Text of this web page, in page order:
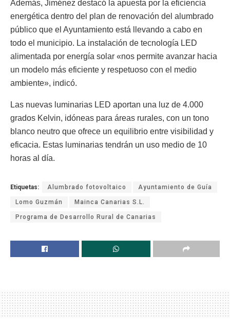
Además, Jiménez destacó la apuesta por la eficiencia
energética dentro del plan de renovación del alumbrado
público que el Ayuntamiento está llevando a cabo en
todo el municipio. La instalación de tecnología LED
alimentada por energía solar «nos permite avanzar hacia
un modelo más eficiente y respetuoso con el medio
ambiente», indicó.
Las nuevas luminarias LED aportan una luz de 4.000
grados Kelvin, idóneas para áreas rurales, con un tono
blanco neutro que ofrece un equilibrio entre visibilidad y
eficacia. Estas luminarias tendrán un uso medio de 10
horas al día.
Etiquetas: Alumbrado fotovoltaico Ayuntamiento de Guía
Lomo Guzmán Mainca Canarias S.L.
Programa de Desarrollo Rural de Canarias